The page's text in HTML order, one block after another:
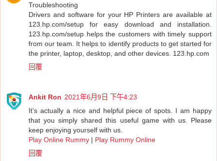
Troubleshooting
Drivers and software for your HP Printers are available at
123.hp.com/setup for easy download and installation.
123.hp.com/setup helps the customers with timely support
from our team. It helps to identify products to get started for
the printer, laptop, desktop, and other devices. 123.hp.com
回覆
Ankit Ron 2021年6月9日 下午4:23
It’s actually a nice and helpful piece of spots. I am happy
that you simply shared this useful game with us. Please
keep enjoying yourself with us.
Play Online Rummy | Play Rummy Online
回覆